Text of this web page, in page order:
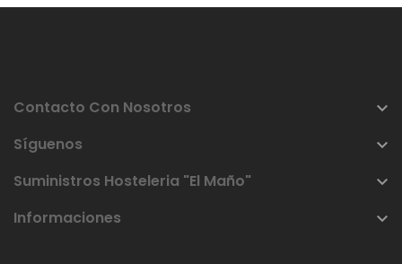
Contacto Con Nosotros 
Síguenos 
Suministros Hosteleria "El Maño" 
Informaciones 